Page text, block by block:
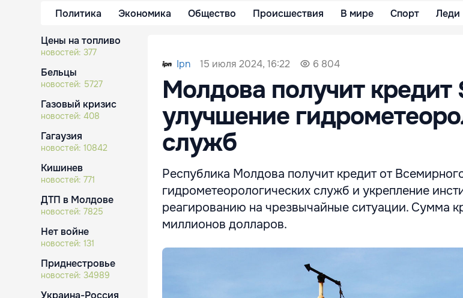
Политика Экономика Общество Происшествия В мире Спорт Леди
Цены на топливо
новостей: 377
Бельцы
новостей: 5727
Газовый кризис
новостей: 408
Гагаузия
новостей: 10842
Кишинев
новостей: 771
ДТП в Молдове
новостей: 7825
Нет войне
новостей: 131
Приднестровье
новостей: 34989
Украина-Россия
Ipn 15 июля 2024, 16:22 6 804
Молдова получит
улучшение
служб
Республика Молдова получит кредит от
гидрометеорологических служб и укрепление
реагированию на чрезвычайные ситуации. Сумма
миллионов долларов.